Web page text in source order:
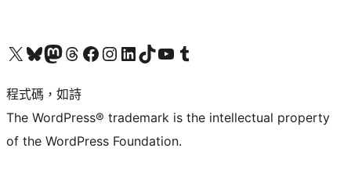
查看我們的 X (之前的 Twitter) 帳號造訪我們的 Bluesky 帳號造訪我們的 Mastodon 帳號造訪我們的 Threads 帳號 造訪我們的 Facebook 粉絲專頁Visit our Instagram account
Visit our LinkedIn account
造訪我們的 TikTok 帳號Visit our YouTube channel
造訪我們的 Tumblr 帳號
程式碼，如詩
The WordPress® trademark is the intellectual property
of the WordPress Foundation.